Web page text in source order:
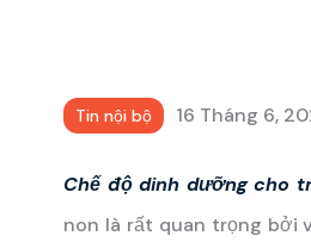
Tin nội bộ 16 Tháng 6,
Chế độ dinh dưỡng cho
non là rất quan trọng bởi